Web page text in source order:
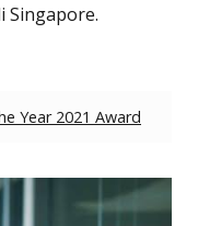
Singapore.
Year 2021 Award